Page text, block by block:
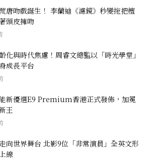
唐吻戲誕生！ 李蘭迪《濾鏡》秒變拖把檀
頭皮擁吻
化與時代焦慮！周睿文總監以「時光學堂」
成長平台
新優選E9 Premium香港正式發佈，加冕
王
向世界舞台 北影9位「非常演員」全英文形
線